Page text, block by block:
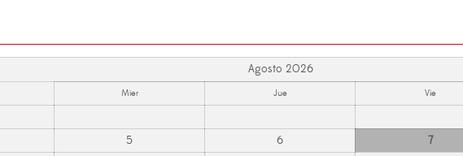
Agosto 2026
Mier Jue Vie
5 6 7